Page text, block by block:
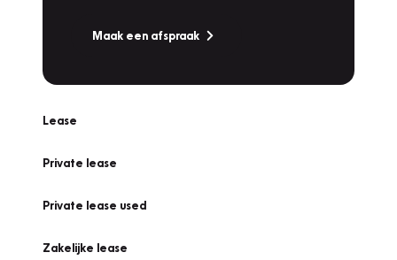
Maak een afspraak
Lease
Private lease
Private lease used
Zakelijke lease